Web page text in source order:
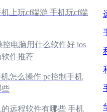
上玩cf端游 手机玩cf端
控电脑用什么软件好 ios
件推荐
怎么操作 pc控制手机
些
远程软件有哪些 手机